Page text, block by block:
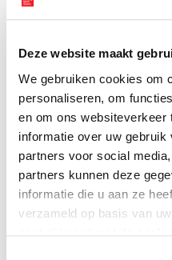
Deze website maakt
We gebruiken cookies om
personaliseren, om
en om ons websiteverkeer
informatie over uw
partners voor social
partners kunnen deze
informatie die u aan ze
verzameld op basis van